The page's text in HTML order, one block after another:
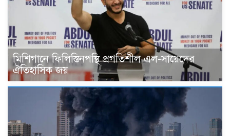
মিশিগানে ফিলিস্তিনপন্থি প্রগতিশীল এল-সায়েদের
ঐতিহাসিক জয়